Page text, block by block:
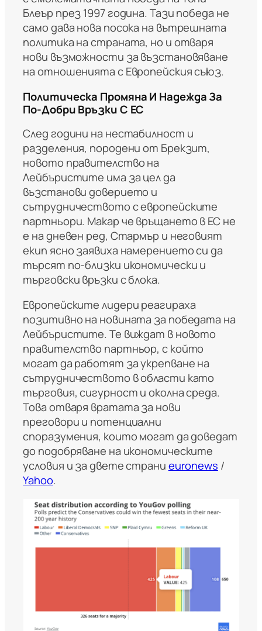
Блеър през 1997 година. Тази победа не
само дава нова посока на вътрешната
политика на страната, но и отваря
нови възможности за възстановяване
на отношенията с Европейския съюз.
Политическа Промяна И Надежда За
По-Добри Връзки С ЕС
След години на нестабилност и
разделения, породени от Брекзит,
новото правителство на
Лейбъристите има за цел да
възстанови доверието и
сътрудничеството с европейските
партньори. Макар че връщането в ЕС не
е на дневен ред, Стармър и неговият
екип ясно заявиха намерението си да
търсят по-близки икономически и
търговски връзки с блока.
Европейските лидери реагираха
позитивно на новината за победата на
Лейбъристите. Те виждат в новото
правителство партньор, с който
могат да работят за укрепване на
сътрудничеството в области като
търговия, сигурност и околна среда.
Това отваря вратата за нови
преговори и потенциални
споразумения, които могат да доведат
до подобряване на икономическите
условия и за двете страни​euronews /
Yahoo​.